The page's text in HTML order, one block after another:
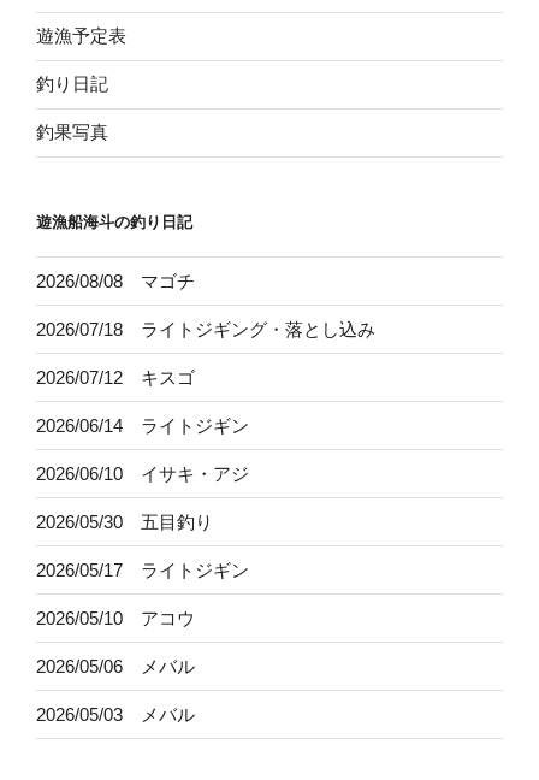
遊漁予定表
釣り日記
釣果写真
遊漁船海斗の釣り日記
2026/08/08 マゴチ
2026/07/18 ライトジギング・落とし込み
2026/07/12 キスゴ
2026/06/14 ライトジギン
2026/06/10 イサキ・アジ
2026/05/30 五目釣り
2026/05/17 ライトジギン
2026/05/10 アコウ
2026/05/06 メバル
2026/05/03 メバル